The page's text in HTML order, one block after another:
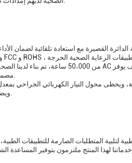
القصيرة مع استعادة تلقائية لضمان
لتلبية المتطلبات الصارمة للتطبيقات